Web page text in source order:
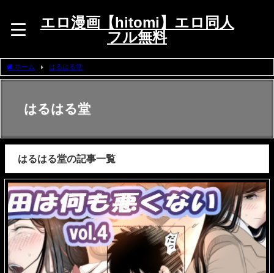
エロ漫画【hitomi】エロ同人
フル無料
ホーム はるはる堂
はるはる堂
はるはる堂の記事一覧